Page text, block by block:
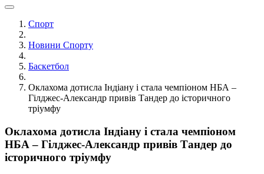
Спорт
Новини Спорту
Баскетбол
Оклахома дотисла Індіану і стала чемпіоном НБА –
Гілджес-Александр привів Тандер до історичного
тріумфу
Оклахома дотисла Індіану і стала чемпіоном
НБА – Гілджес-Александр привів Тандер до
історичного тріумфу